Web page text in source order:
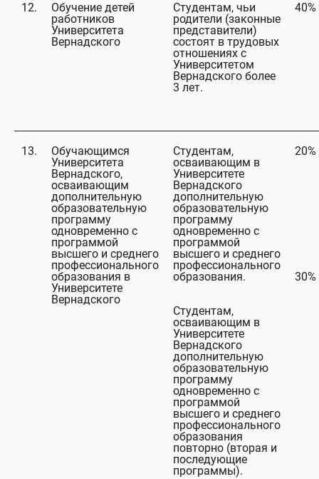
12.
Обучение детей
работников
Университета
Вернадского
Студентам, чьи
родители (законные
представители)
состоят в трудовых
отношениях с
Университетом
Вернадского более
3 лет.
40%
13.
Обучающимся
Университета
Вернадского,
осваивающим
дополнительную
образовательную
программу
одновременно с
программой
высшего и среднего
профессионального
образования в
Университете
Вернадского
Студентам,
осваивающим в
Университете
Вернадского
дополнительную
образовательную
программу
одновременно с
программой
высшего и среднего
профессионального
образования.
Студентам,
осваивающим в
Университете
Вернадского
дополнительную
образовательную
программу
одновременно с
программой
высшего и среднего
профессионального
образования
повторно (вторая и
последующие
программы).
20%
30%